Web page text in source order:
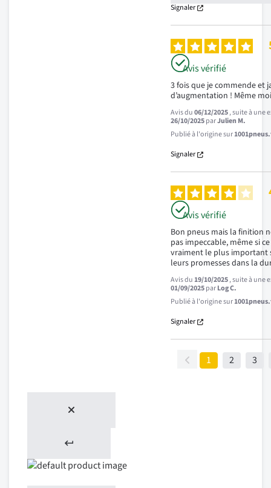
Signaler
Avis vérifié
3 fois que je commende et
d’augmentation ! Même
Avis du06/12/2025, suite à une
26/10/2025parJulien M.
Publié à l'origine sur
Signaler
Avis vérifié
Bon pneus mais la finition
pas impeccable, même si
vraiment le plus important
leurs promesses dans la
Avis du19/10/2025, suite à une
01/09/2025parLog C.
Publié à l'origine sur
Signaler
1 2 3